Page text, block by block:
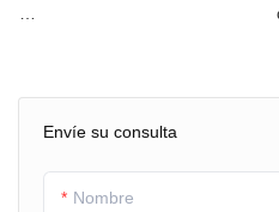
Envíe su consulta
Nombre
3）Amplia temperatura